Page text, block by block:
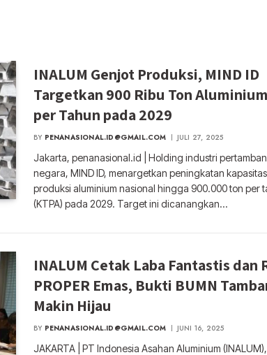
INALUM Genjot Produksi, MIND ID
Targetkan 900 Ribu Ton Aluminium
per Tahun pada 2029
BY PENANASIONAL.ID@GMAIL.COM JULI 27, 2025
Jakarta, penanasional.id | Holding industri
negara, MIND ID, menargetkan peningkatan kapasitas
produksi aluminium nasional hingga 900.000 ton per
(KTPA) pada 2029. Target ini dicanangkan…
INALUM Cetak Laba Fantastis dan
PROPER Emas, Bukti BUMN
Makin Hijau
BY PENANASIONAL.ID@GMAIL.COM JUNI 16, 2025
JAKARTA | PT Indonesia Asahan Aluminium (INALUM),